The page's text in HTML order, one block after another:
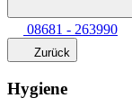
08681 - 263990
Zurück
Hygiene